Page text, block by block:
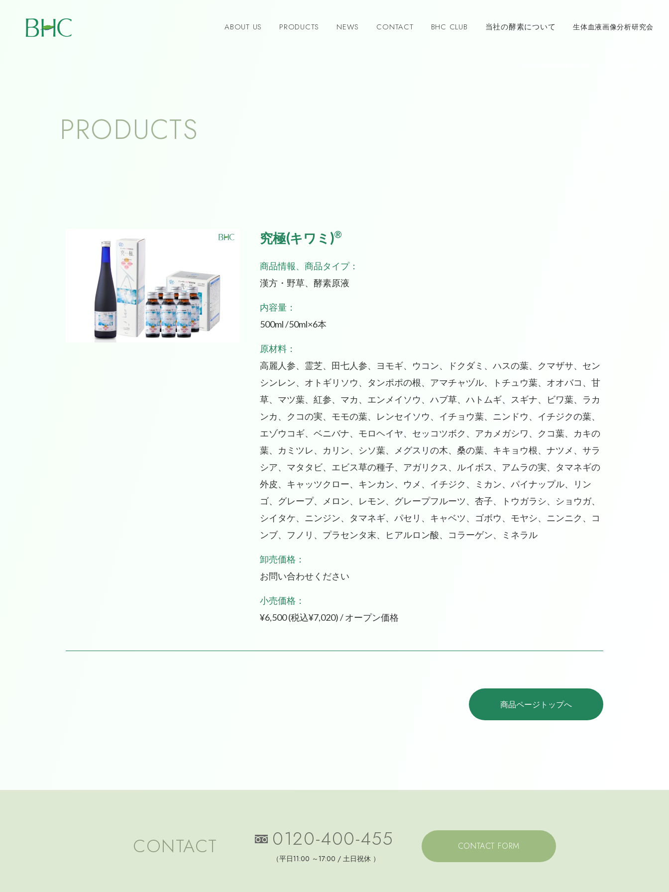
ABOUT US PRODUCTS NEWS CONTACT BHC CLUB 当社の酵素について 生体血液画像分析研究会
PRODUCTS
究極(キワミ)®
商品情報、商品タイプ：
漢方・野草、酵素原液
内容量：
500ml /50ml×6本
原材料：
高麗人参、霊芝、田七人参、ヨモギ、ウコン、ドクダミ、ハスの葉、クマザサ、セン
シンレン、オトギリソウ、タンポポの根、アマチャヅル、トチュウ葉、オオバコ、甘
草、マツ葉、紅参、マカ、エンメイソウ、ハブ草、ハトムギ、スギナ、ビワ葉、ラカ
ンカ、クコの実、モモの葉、レンセイソウ、イチョウ葉、ニンドウ、イチジクの葉、
エゾウコギ、ベニバナ、モロヘイヤ、セッコツボク、アカメガシワ、クコ葉、カキの
葉、カミツレ、カリン、シソ葉、メグスリの木、桑の葉、キキョウ根、ナツメ、サラ
シア、マタタビ、エビス草の種子、アガリクス、ルイボス、アムラの実、タマネギの
外皮、キャッツクロー、キンカン、ウメ、イチジク、ミカン、パイナップル、リン
ゴ、グレープ、メロン、レモン、グレープフルーツ、杏子、トウガラシ、ショウガ、
シイタケ、ニンジン、タマネギ、パセリ、キャベツ、ゴボウ、モヤシ、ニンニク、コ
ンブ、フノリ、プラセンタ末、ヒアルロン酸、コラーゲン、ミネラル
卸売価格：
お問い合わせください
小売価格：
¥6,500 (税込¥7,020) / オープン価格
商品ページトップへ
CONTACT 0120-400-455
（平日11:00 ～17:00 / 土日祝休 ）
CONTACT FORM